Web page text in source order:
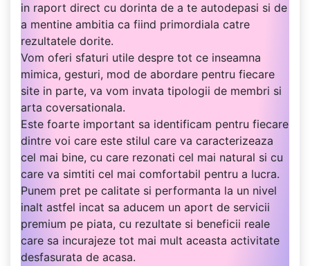
in raport direct cu dorinta de a te autodepasi si de
a mentine ambitia ca fiind primordiala catre
rezultatele dorite.
Vom oferi sfaturi utile despre tot ce inseamna
mimica, gesturi, mod de abordare pentru fiecare
site in parte, va vom invata tipologii de membri si
arta coversationala.
Este foarte important sa identificam pentru fiecare
dintre voi care este stilul care va caracterizeaza
cel mai bine, cu care rezonati cel mai natural si cu
care va simtiti cel mai comfortabil pentru a lucra.
Punem pret pe calitate si performanta la un nivel
inalt astfel incat sa aducem un aport de servicii
premium pe piata, cu rezultate si beneficii reale
care sa incurajeze tot mai mult aceasta activitate
desfasurata de acasa.